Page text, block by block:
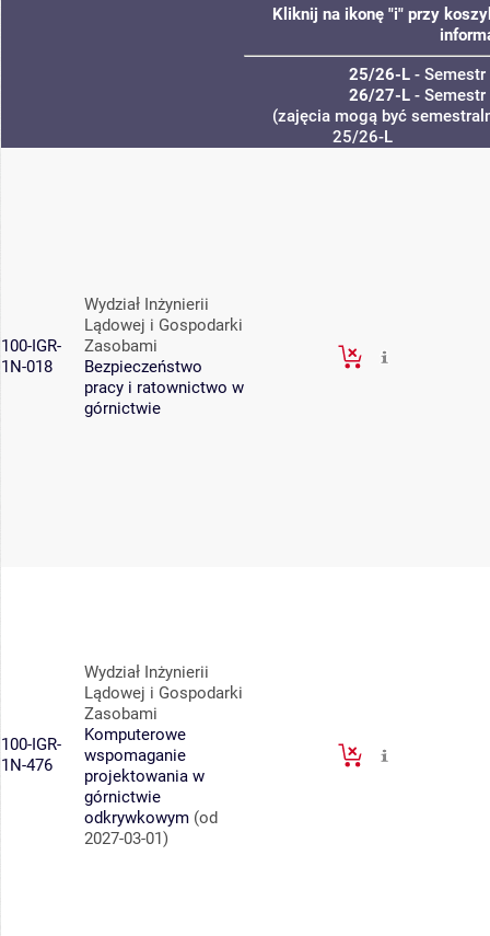
Kliknij na ikonę "i" przy
25/26-L -
26/27-L -
(zajęcia mogą być
25/26-L
100-IGR-
1N-018
Wydział Inżynierii
Lądowej i Gospodarki
Zasobami
Bezpieczeństwo
pracy i ratownictwo w
górnictwie
100-IGR-
1N-476
Wydział Inżynierii
Lądowej i Gospodarki
Zasobami
Komputerowe
wspomaganie
projektowania w
górnictwie
odkrywkowym (od
2027-03-01)